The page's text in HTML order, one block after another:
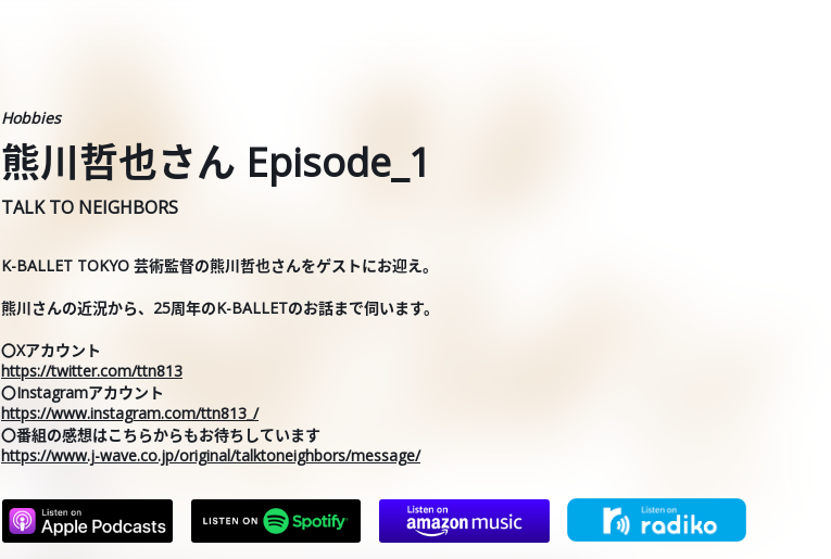
Hobbies
熊川哲也さん Episode_1
TALK TO NEIGHBORS
K-BALLET TOKYO 芸術監督の熊川哲也さんをゲストにお迎え。
熊川さんの近況から、25周年のK-BALLETのお話まで伺います。
〇Xアカウント
https://twitter.com/ttn813
〇Instagramアカウント
https://www.instagram.com/ttn813_/
〇番組の感想はこちらからもお待ちしています
https://www.j-wave.co.jp/original/talktoneighbors/message/